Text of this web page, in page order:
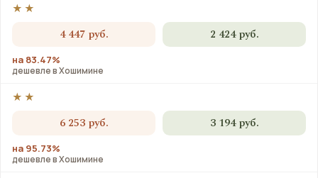
★★
4 447 руб. 2 424 руб.
на 83.47%
дешевле в Хошимине
★★
6 253 руб. 3 194 руб.
на 95.73%
дешевле в Хошимине